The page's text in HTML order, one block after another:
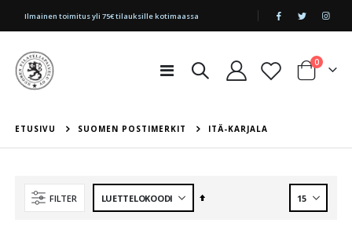
|
Ilmainen toimitus yli 75€ tilauksille kotimaassa
Toggle
Cart
0tuotetta
ETUSIVU SUOMEN POSTIMERKIT ITÄ-KARJALA
FILTER
Aseta